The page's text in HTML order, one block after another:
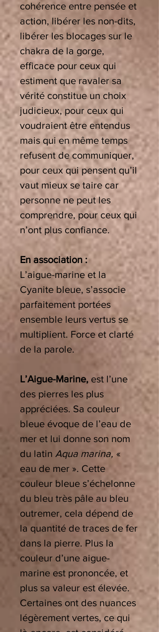
cohérence entre pensée et
action, libérer les non-dits,
libérer les blocages sur le
chakra de la gorge,
efficace pour ceux qui
estiment que ravaler sa
vérité constitue un choix
judicieux, pour ceux qui
voudraient être entendus
mais qui en même temps
refusent de communiquer,
pour ceux qui pensent qu’il
vaut mieux se taire car
personne ne peut les
comprendre, pour ceux qui
n’ont plus confiance.
En association :
L’aigue-marine et la
Cyanite bleue, s’associe
parfaitement portées
ensemble leurs vertus se
multiplient. Force et clarté
de la parole.
L’Aigue-Marine, est l’une
des pierres les plus
appréciées. Sa couleur
bleue évoque de l’eau de
mer et lui donne son nom
du latin Aqua marina, «
eau de mer ». Cette
couleur bleue s’échelonne
du bleu très pâle au bleu
outremer, cela dépend de
la quantité de traces de fer
dans la pierre. Plus la
couleur d’une aigue-
marine est prononcée, et
plus sa valeur est élevée.
Certaines ont des nuances
légèrement vertes, ce qui